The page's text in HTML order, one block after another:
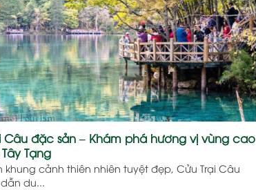
Câu đặc sản – Khám phá hương vị vùng cao
Tạng
khung cảnh thiên nhiên tuyệt đẹp, Cửu Trại Câu
du...